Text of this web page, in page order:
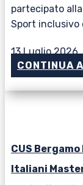
partecipato alla
Sport inclusivo
13 Luglio 2026
CONTINUA
CUS
Italiani